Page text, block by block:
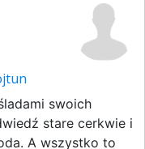
swoich
stare cerkwie i
A wszystko to